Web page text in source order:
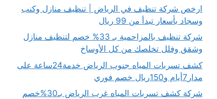
ارخص شركة تنظيف في الرياض | تنظيف منازل وكنب
وسجاد بأسعار تبدأ من 99 ريال
شركة تنظيف بالمزاحمية بـ 33% خصم لتنظيف منازل
وشقق وفلل تخلصك من كل الأوساخ
كشف تسربات المياه جنوب الرياض خدمة24ساعة على
مدار7أيام و150ريال خصم فوري
شركة كشف تسربات المياه غرب الرياض بـ30%خصم